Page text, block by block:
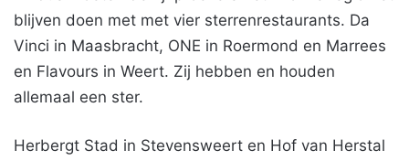
blijven doen met met vier sterrenrestaurants. Da
Vinci in Maasbracht, ONE in Roermond en Marrees
en Flavours in Weert. Zij hebben en houden
allemaal een ster.
Herbergt Stad in Stevensweert en Hof van Herstal